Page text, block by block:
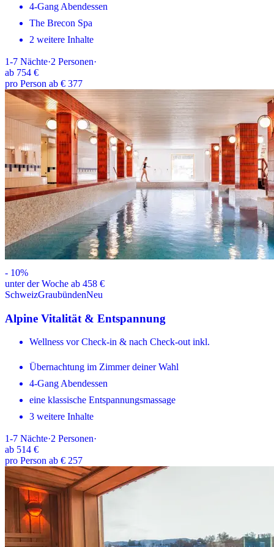
4-Gang Abendessen
The Brecon Spa
2 weitere Inhalte
1-7 Nächte·2 Personen·
ab 754 €
pro Person ab € 377
- 10%
unter der Woche ab 458 €
SchweizGraubündenNeu
Alpine Vitalität & Entspannung
Wellness vor Check-in & nach Check-out inkl.
Übernachtung im Zimmer deiner Wahl
4-Gang Abendessen
eine klassische Entspannungsmassage
3 weitere Inhalte
1-7 Nächte·2 Personen·
ab 514 €
pro Person ab € 257